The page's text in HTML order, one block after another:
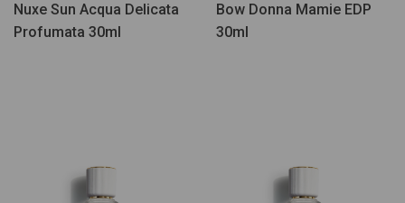
Nuxe Sun Acqua Delicata
Profumata 30ml
Bow Donna Mamie EDP
30ml